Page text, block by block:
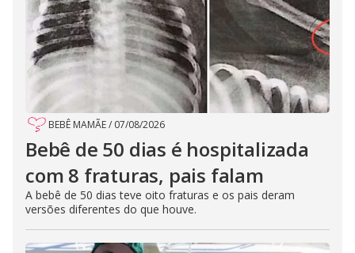
BEBÊ MAMÃE/ 07/08/2026
Bebê de 50 dias é hospitalizada
com 8 fraturas, pais falam
A bebê de 50 dias teve oito fraturas e os pais deram
versões diferentes do que houve.